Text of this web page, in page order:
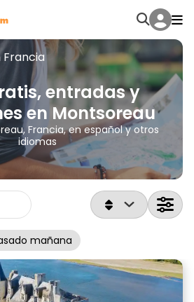
Francia
entradas y
en Montsoreau
Francia, en español y otros
idiomas
mañana